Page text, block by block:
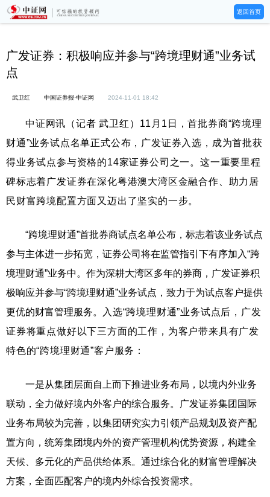
返回首页
广发证券：积极响应并参与“跨境理财通”业务试
点
武卫红 中国证券报·中证网 2024-11-01 18:42
中证网讯（记者 武卫红）11月1日，首批券商“跨境理
财通”业务试点名单正式公布，广发证券入选，成为首批获
得业务试点参与资格的14家证券公司之一。这一重要里程
碑标志着广发证券在深化粤港澳大湾区金融合作、助力居
民财富跨境配置方面又迈出了坚实的一步。
“跨境理财通”首批券商试点名单公布，标志着该业务试点
参与主体进一步拓宽，证券公司将在监管指引下有序加入“跨
境理财通”业务中。作为深耕大湾区多年的券商，广发证券积
极响应并参与“跨境理财通”业务试点，致力于为试点客户提供
更优的财富管理服务。
入选“跨境理财通”业务试点后，广发
证券将重点做好以下三方面的工作，为客户带来具有广发
特色的“跨境理财通”客户服务：
一是从集团层面自上而下推进业务布局，以境内外业务
联动，全力做好境内外客户的综合服务。广发证券集团国际
业务布局较为完善，以集团研究实力引领产品规划及资产配
置方向，统筹集团境内外的资产管理机构优势资源，构建全
天候、多元化的产品供给体系。通过综合化的财富管理解决
方案，全面匹配客户的境内外综合投资需求。